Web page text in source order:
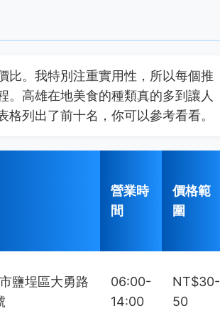
比。我特別注重實用性，所以每個推
。高雄在地美食的種類真的多到讓人
列出了前十名，你可以參考看看。
營業時
間
價格範
圍
鹽埕區大勇路
06:00-
14:00
NT$30-
50